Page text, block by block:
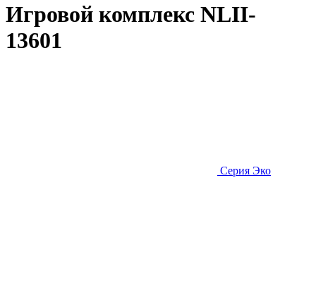
Игровой комплекс NLII-
13601
Серия Эко